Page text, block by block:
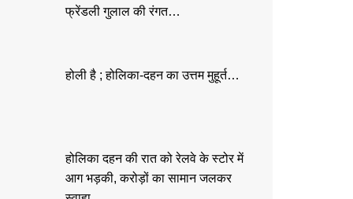
फ्रेंडली गुलाल की रंगत…
होली है ; होलिका-दहन का उत्तम मुहूर्त…
होलिका दहन की रात को रेलवे के स्टोर में
आग भड़की, करोड़ों का सामान जलकर